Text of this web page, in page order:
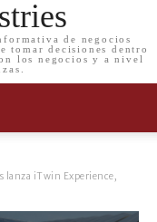
de negocios
tomar decisiones dentro
los negocios y a nivel
lanza iTwin Experience,